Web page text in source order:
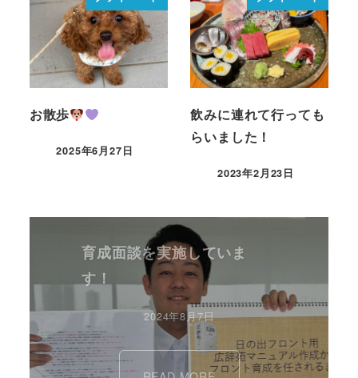
お散歩
2025年6月27日
飲みに連れて行っても
らいました！
2023年2月23日
育成面談を実施していま
す！
2024年8月7日